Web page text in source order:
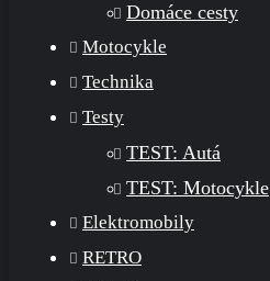
Domáce cesty
Motocykle
Technika
Testy
TEST: Autá
TEST: Motocykle
Elektromobily
RETRO